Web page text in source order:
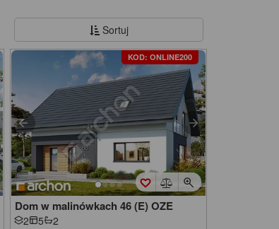
Sortuj
KOD: ONLINE200
Dom w malinówkach 46 (E) OZE
2 5 2